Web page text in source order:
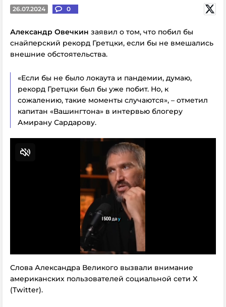
26.07.2024 0
Александр Овечкин заявил о том, что побил бы
снайперский рекорд Гретцки, если бы не вмешались
внешние обстоятельства.
«Если бы не было локаута и пандемии, думаю,
рекорд Гретцки был бы уже побит. Но, к
сожалению, такие моменты случаются», – отметил
капитан «Вашингтона» в интервью блогеру
Амирану Сардарову.
Слова Александра Великого вызвали внимание
американских пользователей социальной сети X
(Twitter).